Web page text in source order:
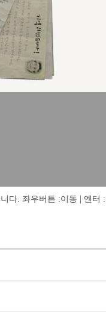
다. 좌우버튼 :이동 | 엔터